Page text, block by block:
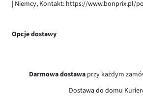
| Niemcy, Kontakt: https://www.bonprix.pl/
Opcje dostawy
Darmowa dostawa przy każdym
Dostawa do domu